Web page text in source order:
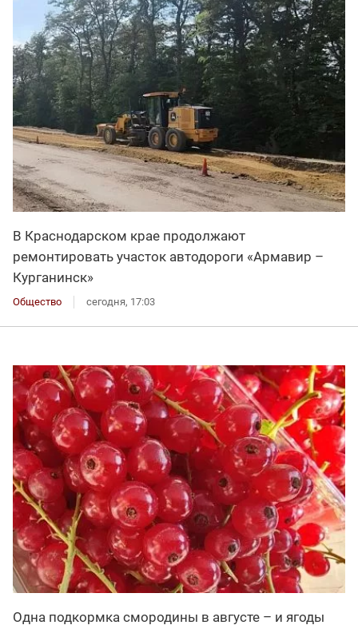
В Краснодарском крае продолжают
ремонтировать участок автодороги «Армавир –
Курганинск»
Общество сегодня, 17:03
Одна подкормка смородины в августе – и ягоды